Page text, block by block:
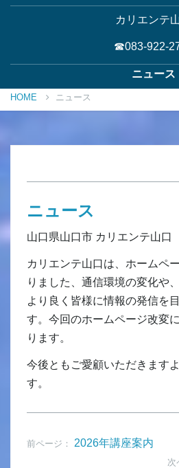
カリエンテ
☎083-922-
ニュース
HOME ニュース
ニュース
山口県山口市 カリエンテ山
カリエンテ山口は、ホームペ
りました、通信環境の変化や
より良く皆様に情報の発信を
す。今回のホームページ改変
ります。
今後ともご愛顧いただきます
す。
前ページ： 2026年講座案内
次